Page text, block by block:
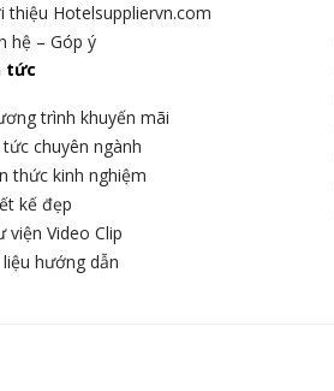
thiệu Hotelsuppliervn.com
hệ – Góp ý
tức
trình khuyến mãi
tức chuyên ngành
thức kinh nghiệm
kế đẹp
viện Video Clip
liệu hướng dẫn